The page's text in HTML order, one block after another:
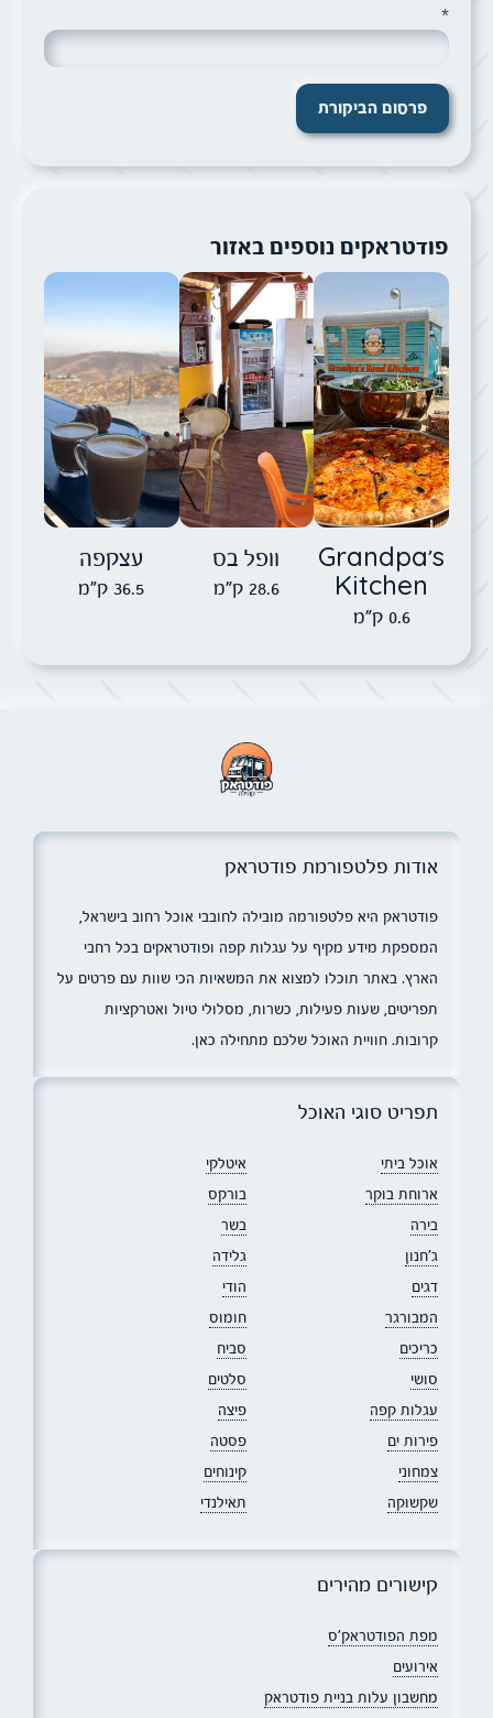
*
פודטראקים נוספים באזור
תמונה של Grandpa's Kitchen
Grandpa's
Kitchen
0.6 ק"מ
תמונה של וופל בס
וופל בס
28.6 ק"מ
תמונה של
עצקפה
36.5 ק"מ
אודות פלטפורמת פודטראק
פודטראק היא פלטפורמה מובילה לחובבי אוכל רחוב בישראל,
המספקת מידע מקיף על עגלות קפה ופודטראקים בכל רחבי
הארץ. באתר תוכלו למצוא את המשאיות הכי שוות עם פרטים על
תפריטים, שעות פעילות, כשרות, מסלולי טיול ואטרקציות
קרובות. חוויית האוכל שלכם מתחילה כאן.
תפריט סוגי האוכל
אוכל ביתי
איטלקי
ארוחת בוקר
בורקס
בירה
בשר
ג׳חנון
גלידה
דגים
הודי
המבורגר
חומוס
כריכים
סביח
סושי
סלטים
עגלות קפה
פיצה
פירות ים
פסטה
צמחוני
קינוחים
שקשוקה
תאילנדי
קישורים מהירים
מפת הפודטראק׳ס
אירועים
מחשבון עלות בניית פודטראק